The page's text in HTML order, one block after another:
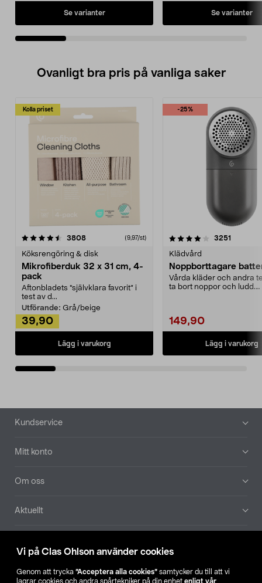
Vi på Clas Ohlson använder cookies
Genom att trycka ”Acceptera alla cookies” samtycker du till att vi
lagrar cookies och andra spårtekniker på din enhet enligt vår
Se varianter Se varianter
Ovanligt bra pris på vanliga saker
Kolla priset
3808recensioner (9,97/st)
Köksrengöring & disk
Mikrofiberduk 32 x 31 cm, 4-
pack
Aftonbladets "självklara favorit” i
test av d...
Utförande: Grå/beige
39,90
Lägg i varukorg
-25%
4.0av 5 stjärnor 3251
Klädvård
Noppborttagare
Vårda kläder och andra
ta bort noppor och ludd.
149,90
Lägg i varukorg
4.5av 5 stjärnor
Sidfot
Kundservice
Mitt konto
Om oss
Aktuellt
Hitta butik